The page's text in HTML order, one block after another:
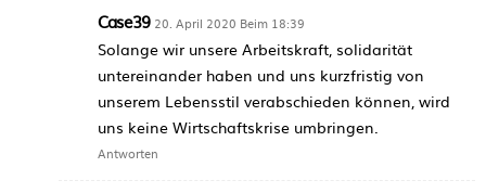
Case39 20. April 2020 Beim 18:39
Solange wir unsere Arbeitskraft, solidarität
untereinander haben und uns kurzfristig von
unserem Lebensstil verabschieden können, wird
uns keine Wirtschaftskrise umbringen.
Antworten